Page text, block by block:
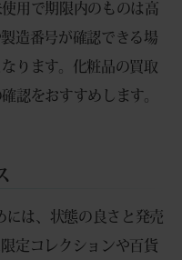
用で期限内のものは高
造番号が確認できる場
ります。化粧品の買取
認をおすすめします。
には、状態の良さと発売
定コレクションや百貨